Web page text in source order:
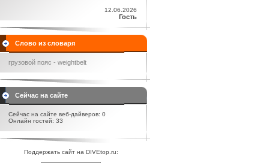
12.06.2026
Гость
Слово из словаря
грузовой пояс - weightbelt
Сейчас на сайте
Сейчас на сайте веб-дайверов: 0
Онлайн гостей: 33
Поддержать сайт на DIVEtop.ru: